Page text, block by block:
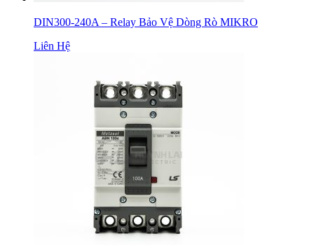
DIN300-240A – Relay Bảo Vệ Dòng Rò MIKRO
Liên Hệ